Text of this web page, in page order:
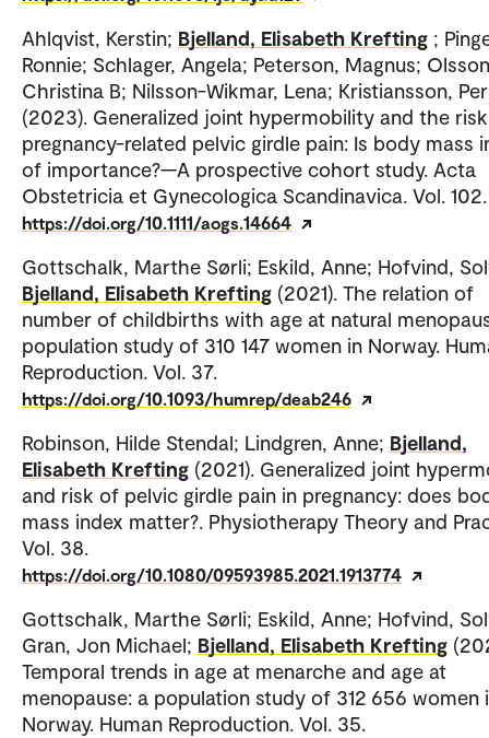
Ahlqvist, Kerstin; Bjelland, Elisabeth Krefting ;
Ronnie; Schlager, Angela; Peterson, Magnus;
Christina B; Nilsson-Wikmar, Lena; Kristiansson, Per
(2023). Generalized joint hypermobility and the
pregnancy-related pelvic girdle pain: Is body mass
of importance?—A prospective cohort study. Acta
Obstetricia et Gynecologica Scandinavica. Vol. 102.
https://doi.org/10.1111/aogs.14664
Gottschalk, Marthe Sørli; Eskild, Anne; Hofvind,
Bjelland, Elisabeth Krefting (2021). The relation of
number of childbirths with age at natural
population study of 310 147 women in Norway.
Reproduction. Vol. 37.
https://doi.org/10.1093/humrep/deab246
Robinson, Hilde Stendal; Lindgren, Anne; Bjelland,
Elisabeth Krefting (2021). Generalized joint
and risk of pelvic girdle pain in pregnancy: does
mass index matter?. Physiotherapy Theory and
Vol. 38.
https://doi.org/10.1080/09593985.2021.1913774
Gottschalk, Marthe Sørli; Eskild, Anne; Hofvind,
Gran, Jon Michael; Bjelland, Elisabeth Krefting
Temporal trends in age at menarche and age at
menopause: a population study of 312 656 women
Norway. Human Reproduction. Vol. 35.